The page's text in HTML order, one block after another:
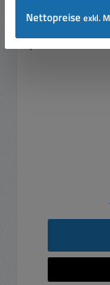
3,6V
Nettopreiseexkl.